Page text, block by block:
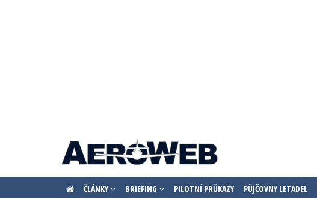
ČLÁNKY BRIEFING PILOTNÍ PRŮKAZY PŮJČOVNY LETADEL